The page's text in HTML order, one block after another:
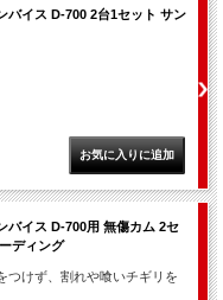
バイス D-700 2台1セット サン
バイス D-700用 無傷カム 2セ
ディング
つけず、割れや喰いチギリを